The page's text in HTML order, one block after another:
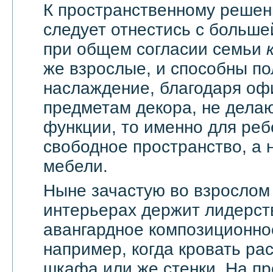
К пространственному
следует отнестись с
при общем согласии семьи
же взрослые, и способны
наслаждение, благодаря
предметам декора, не
функции, то именно для
свободное пространство, а
мебели.
Ныне зачастую во
интерьерах держит
авангардное
например, когда кровать